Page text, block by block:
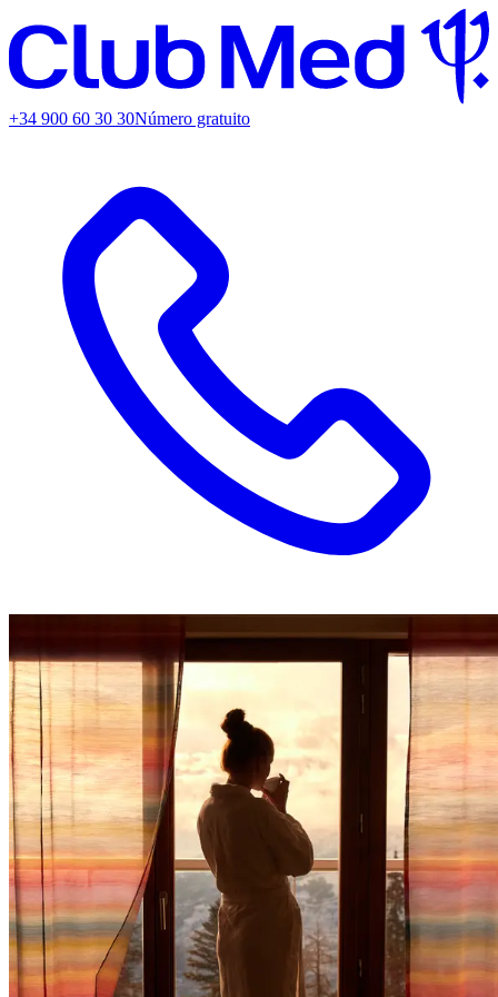
+34 900 60 30 30Número gratuito